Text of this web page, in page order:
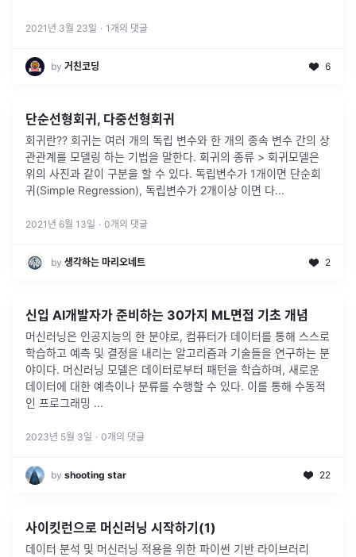
2021년 3월 23일 · 1 개의 댓글
by 거친코딩 6
단순선형회귀, 다중선형회귀
회귀란?? 회귀는 여러 개의 독립 변수와 한 개의 종속 변수 간의 상
관관계를 모델링 하는 기법을 말한다. 회귀의 종류 > 회귀모델은
위의 사진과 같이 구분을 할 수 있다. 독립변수가 1개이면 단순회
귀(Simple Regression), 독립변수가 2개이상 이면 다...
2021년 6월 13일 · 0개의 댓글
by 생각하는 마리오네트 2
신입 AI개발자가 준비하는 30가지 ML면접 기초 개념
머신러닝은 인공지능의 한 분야로, 컴퓨터가 데이터를 통해 스스로
학습하고 예측 및 결정을 내리는 알고리즘과 기술들을 연구하는 분
야이다. 머신러닝 모델은 데이터로부터 패턴을 학습하며, 새로운
데이터에 대한 예측이나 분류를 수행할 수 있다. 이를 통해 수동적
인 프로그래밍 ...
2023년 5월 3일 · 0개의 댓글
by shooting star 22
사이킷런으로 머신러닝 시작하기(1)
데이터 분석 및 머신러닝 적용을 위한 파이썬 기반 라이브러리